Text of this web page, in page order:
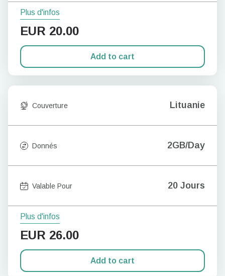
Plus d'infos
EUR 20.00
Add to cart
Couverture Lituanie
Donnés 2GB/Day
Valable Pour 20 Jours
Plus d'infos
EUR 26.00
Add to cart